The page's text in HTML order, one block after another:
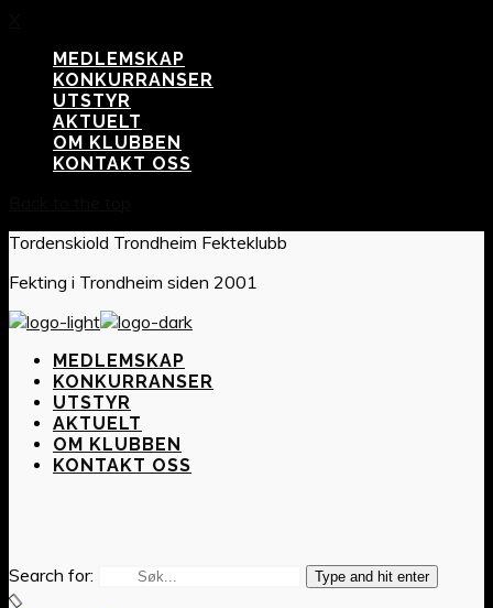
MEDLEMSKAP
KONKURRANSER
UTSTYR
AKTUELT
OM KLUBBEN
KONTAKT OSS
Tordenskiold Trondheim Fekteklubb
Fekting i Trondheim siden 2001
MEDLEMSKAP
KONKURRANSER
UTSTYR
AKTUELT
OM KLUBBEN
KONTAKT OSS
Search for: Type and hit enter